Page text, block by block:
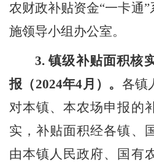
农财政补贴资金“一卡通”
施领导小组 办公室。
3.镇级补贴面积核
报（2024年4月）。 各镇
对本镇、本农场申报的
实，补贴面积经各镇、
由本镇人民政府、国有